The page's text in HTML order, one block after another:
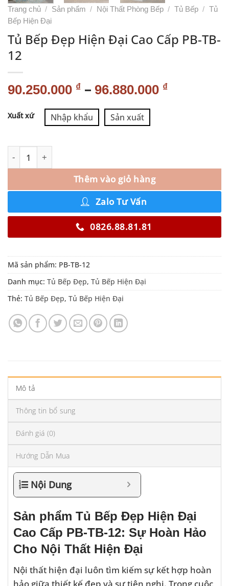
Trang chủ / Sản phẩm / Nội Thất Phòng Bếp / Tủ Bếp / Tủ
Bếp Hiện Đại
Tủ Bếp Đẹp Hiện Đại Cao Cấp PB-TB-
12
90.250.000 ₫ – 96.880.000 ₫
Xuất xứ Nhập khẩu Sản xuất
Thêm vào giỏ hàng
Alternative:
Zalo Tư Vấn
0826.88.81.81
Mã sản phẩm: PB-TB-12
Danh mục: Tủ Bếp Đẹp, Tủ Bếp Hiện Đại
Thẻ: Tủ Bếp Đẹp, Tủ Bếp Hiện Đại
Mô tả
Thông tin bổ sung
Đánh giá (0)
Hướng Dẫn Mua
Nội Dung
Sản phẩm Tủ Bếp Đẹp Hiện Đại
Cao Cấp PB-TB-12: Sự Hoàn Hảo
Cho Nội Thất Hiện Đại
Nội thất hiện đại luôn tìm kiếm sự kết hợp hoàn
hảo giữa thiết kế đẹp và sự tiện nghi. Trong cuộc